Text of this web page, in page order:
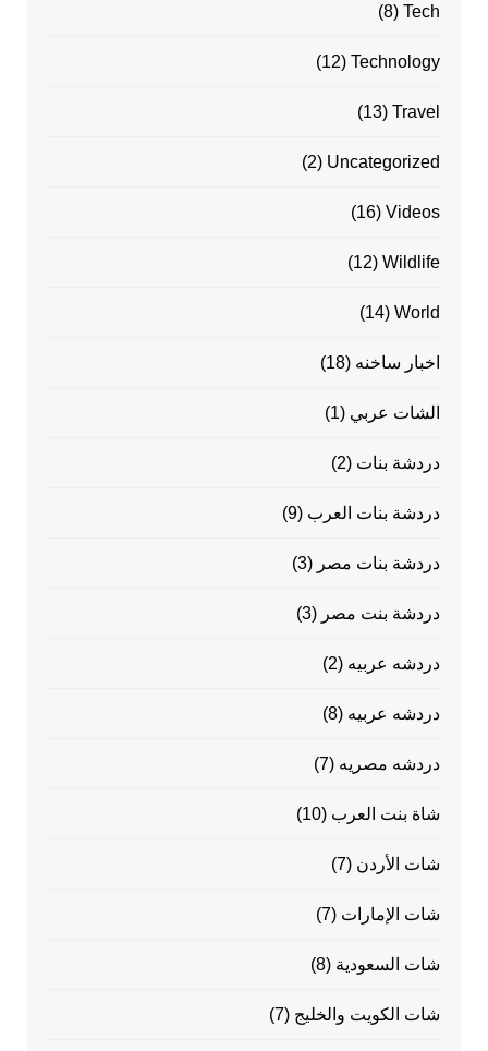
Tech
(8)
Technology
(12)
Travel
(13)
Uncategorized
(2)
Videos
(16)
Wildlife
(12)
World
(14)
اخبار ساخنه (18)
الشات عربي (1)
دردشة بنات (2)
دردشة بنات العرب (9)
دردشة بنات مصر (3)
دردشة بنت مصر (3)
دردشه عربيه (2)
دردشه عربيه (8)
دردشه مصريه (7)
شاة بنت العرب (10)
شات الأردن (7)
شات الإمارات (7)
شات السعودية (8)
شات الكويت والخليج (7)